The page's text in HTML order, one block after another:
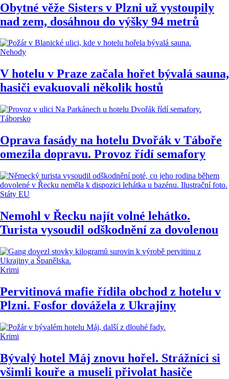
Obytné věže Sisters v Plzni už vystoupily
nad zem, dosáhnou do výšky 94 metrů
Nehody
V hotelu v Praze začala hořet bývalá sauna,
hasiči evakuovali několik hostů
Táborsko
Oprava fasády na hotelu Dvořák v Táboře
omezila dopravu. Provoz řídí semafory
Státy EU
Nemohl v Řecku najít volné lehátko.
Turista vysoudil odškodnění za dovolenou
Krimi
Pervitinová mafie řídila obchod z hotelu v
Plzni. Fosfor dovážela z Ukrajiny
Krimi
Bývalý hotel Máj znovu hořel. Strážníci si
všimli kouře a museli přivolat hasiče